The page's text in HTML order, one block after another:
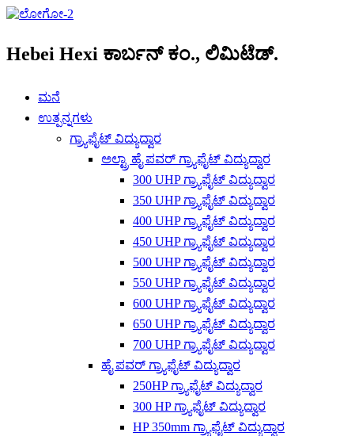
Hebei Hexi ಕಾರ್ಬನ್ ಕಂ., ಲಿಮಿಟೆಡ್.
ಮನೆ
ಉತ್ಪನ್ನಗಳು
ಗ್ರ್ಯಾಫೈಟ್ ವಿದ್ಯುದ್ವಾರ
ಅಲ್ಟ್ರಾ ಹೈ ಪವರ್ ಗ್ರ್ಯಾಫೈಟ್ ವಿದ್ಯುದ್ವಾರ
300 UHP ಗ್ರ್ಯಾಫೈಟ್ ವಿದ್ಯುದ್ವಾರ
350 UHP ಗ್ರ್ಯಾಫೈಟ್ ವಿದ್ಯುದ್ವಾರ
400 UHP ಗ್ರ್ಯಾಫೈಟ್ ವಿದ್ಯುದ್ವಾರ
450 UHP ಗ್ರ್ಯಾಫೈಟ್ ವಿದ್ಯುದ್ವಾರ
500 UHP ಗ್ರ್ಯಾಫೈಟ್ ವಿದ್ಯುದ್ವಾರ
550 UHP ಗ್ರ್ಯಾಫೈಟ್ ವಿದ್ಯುದ್ವಾರ
600 UHP ಗ್ರ್ಯಾಫೈಟ್ ವಿದ್ಯುದ್ವಾರ
650 UHP ಗ್ರ್ಯಾಫೈಟ್ ವಿದ್ಯುದ್ವಾರ
700 UHP ಗ್ರ್ಯಾಫೈಟ್ ವಿದ್ಯುದ್ವಾರ
ಹೈ ಪವರ್ ಗ್ರ್ಯಾಫೈಟ್ ವಿದ್ಯುದ್ವಾರ
250HP ಗ್ರ್ಯಾಫೈಟ್ ವಿದ್ಯುದ್ವಾರ
300 HP ಗ್ರ್ಯಾಫೈಟ್ ವಿದ್ಯುದ್ವಾರ
HP 350mm ಗ್ರ್ಯಾಫೈಟ್ ವಿದ್ಯುದ್ವಾರ